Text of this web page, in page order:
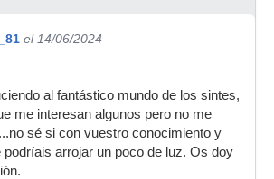
el 14/06/2024
al fantástico mundo de los sintes,
me interesan algunos pero no me
sé si con vuestro conocimiento y
arrojar un poco de luz. Os doy